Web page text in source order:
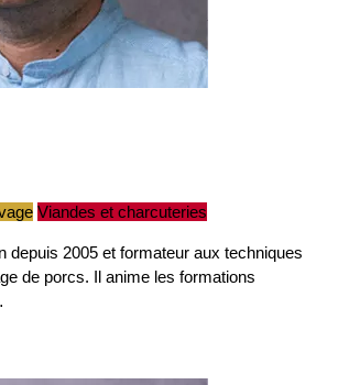
Viandes et charcuteries
depuis 2005 et formateur aux techniques
de porcs. Il anime les formations